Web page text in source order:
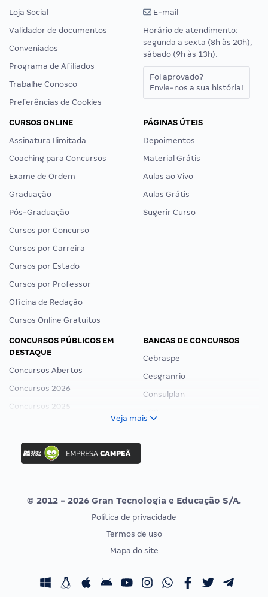
Loja Social
Validador de documentos
Conveniados
Programa de Afiliados
Trabalhe Conosco
Preferências de Cookies
E-mail
Horário de atendimento:
segunda a sexta (8h às 20h),
sábado (9h às 13h).
Foi aprovado?
Envie-nos a sua história!
CURSOS ONLINE
Assinatura Ilimitada
Coaching para Concursos
Exame de Ordem
Graduação
Pós-Graduação
Cursos por Concurso
Cursos por Carreira
Cursos por Estado
Cursos por Professor
Oficina de Redação
Cursos Online Gratuitos
PÁGINAS ÚTEIS
Depoimentos
Material Grátis
Aulas ao Vivo
Aulas Grátis
Sugerir Curso
CONCURSOS PÚBLICOS EM
DESTAQUE
Concursos Abertos
Concursos 2026
Concursos 2025
Concurso Ibama
Concurso MPU
Editais publicados
BANCAS DE CONCURSOS
Cebraspe
Cesgranrio
Consulplan
Vunesp
CONCURSOS POR PROFISSÃO
Concursos Fiscais
EXAME DE ORDEM
Calendário OAB
Veja mais
© 2012 - 2026 Gran Tecnologia e Educação S/A.
Política de privacidade
Termos de uso
Mapa do site